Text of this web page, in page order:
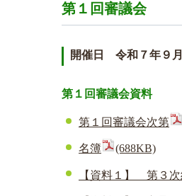
第１回審議会
開催日 令和７年９月
第１回審議会資料
第１回審議会次第
名簿 (688KB)
【資料１】 第３次